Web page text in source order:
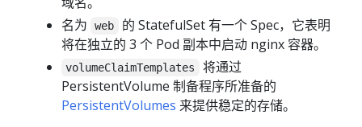
名为
web
的 StatefulSet 有一个 Spec，它表明
将在独立的 3 个 Pod 副本中启动 nginx 容器。
volumeClaimTemplates
将通过
PersistentVolume 制备程序所准备的
PersistentVolumes 来提供稳定的存储。